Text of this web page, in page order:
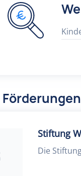
Stiftung
Die